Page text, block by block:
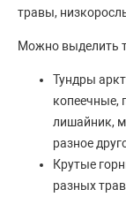
травы,
Можно выделить
Тундры
копеечные,
лишайник,
разное
Крутые
разных